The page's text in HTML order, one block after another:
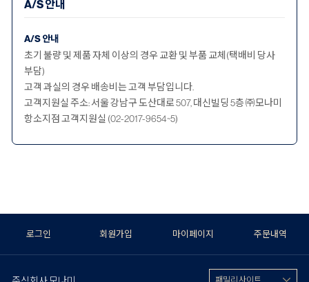
A/S 안내
A/S 안내
초기 불량 및 제품 자체 이상의 경우 교환 및 부품 교체(택배비 당사
부담)
고객 과실의 경우 배송비는 고객 부담입니다.
고객지원실 주소: 서울 강남구 도산대로 507, 대신빌딩 5층 ㈜모나미
항소지점 고객지원실 (02-2017-9654~5)
로그인 회원가입 마이페이지 주문내역
패밀리 사이트